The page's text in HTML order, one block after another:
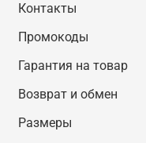
Контакты
Промокоды
Гарантия на товар
Возврат и обмен
Размеры